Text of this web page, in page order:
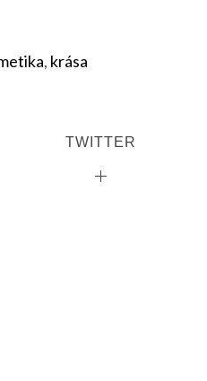
, krása
TWITTER